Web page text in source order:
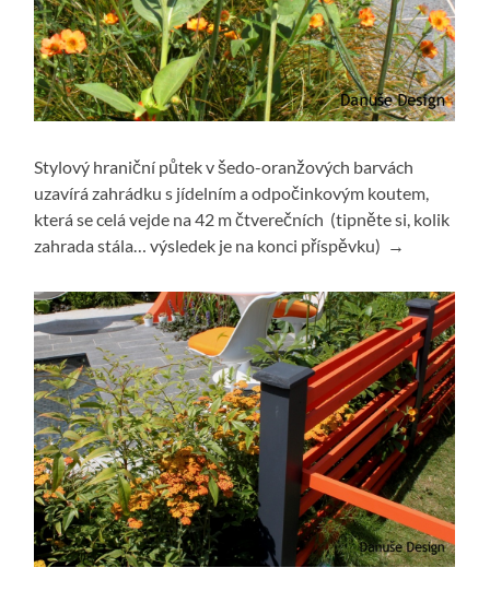
Stylový hraniční půtek v šedo-oranžových barvách
uzavírá zahrádku s jídelním a odpočinkovým koutem,
která se celá vejde na 42 m čtverečních (tipněte si, kolik
zahrada stála… výsledek je na konci příspěvku) →